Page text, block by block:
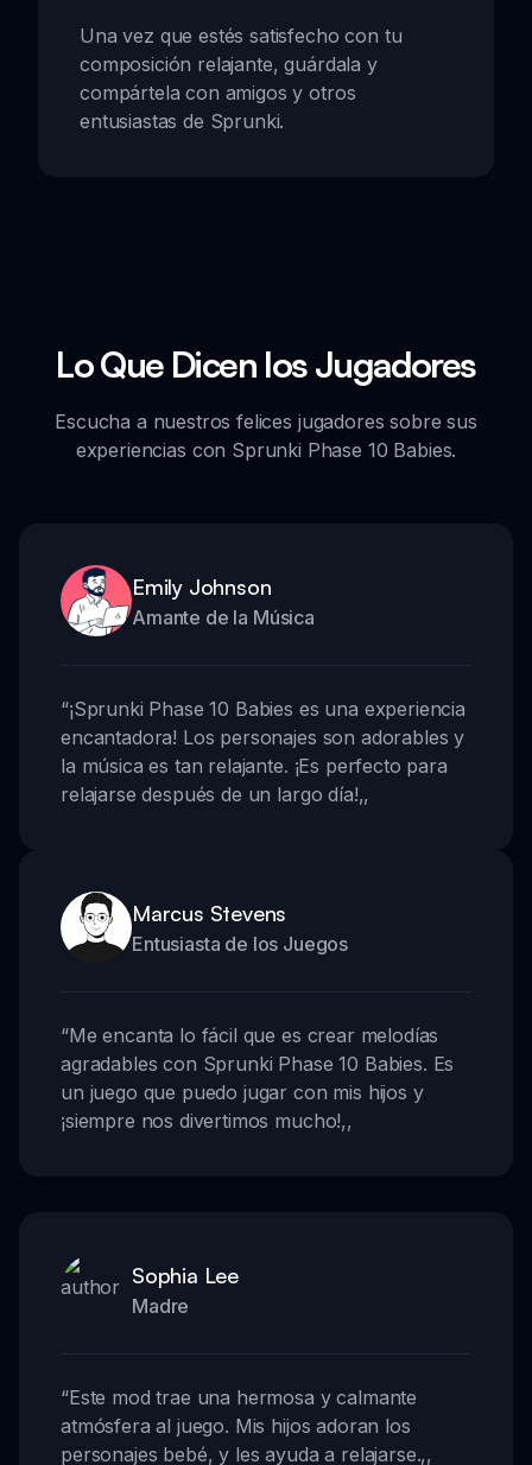
Una vez que estés satisfecho con tu
composición relajante, guárdala y
compártela con amigos y otros
entusiastas de Sprunki.
Lo Que Dicen los Jugadores
Escucha a nuestros felices jugadores sobre sus
experiencias con Sprunki Phase 10 Babies.
Emily Johnson
Amante de la Música
“¡Sprunki Phase 10 Babies es una experiencia
encantadora! Los personajes son adorables y
la música es tan relajante. ¡Es perfecto para
relajarse después de un largo día!,,
Marcus Stevens
Entusiasta de los Juegos
“Me encanta lo fácil que es crear melodías
agradables con Sprunki Phase 10 Babies. Es
un juego que puedo jugar con mis hijos y
¡siempre nos divertimos mucho!,,
Sophia Lee
Madre
“Este mod trae una hermosa y calmante
atmósfera al juego. Mis hijos adoran los
personajes bebé, y les ayuda a relajarse.,,